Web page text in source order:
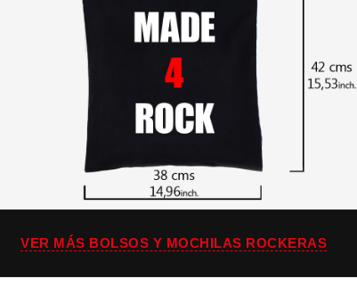
VER MÁS BOLSOS Y MOCHILAS ROCKERAS